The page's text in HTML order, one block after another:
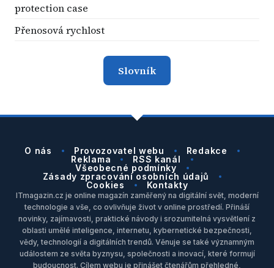
protection case
Přenosová rychlost
Slovník
O nás Provozovatel webu
Redakce
Reklama
RSS kanál
Všeobecné podmínky
Zásady zpracování osobních údajů
Cookies
Kontakty
ITmagazin.cz je online magazín zaměřený na digitální svět, moderní
technologie a vše, co ovlivňuje život v online prostředí. Přináší
novinky, zajímavosti, praktické návody i srozumitelná vysvětlení z
oblasti umělé inteligence, internetu, kybernetické bezpečnosti,
vědy, technologií a digitálních trendů. Věnuje se také významným
událostem ze světa byznysu, společnosti a inovací, které formují
budoucnost. Cílem webu je přinášet čtenářům přehledné,